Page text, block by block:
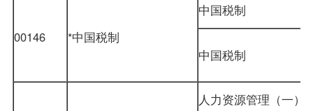
00146 *中国税制
中国税制
中国税制
人力资源管理（一）